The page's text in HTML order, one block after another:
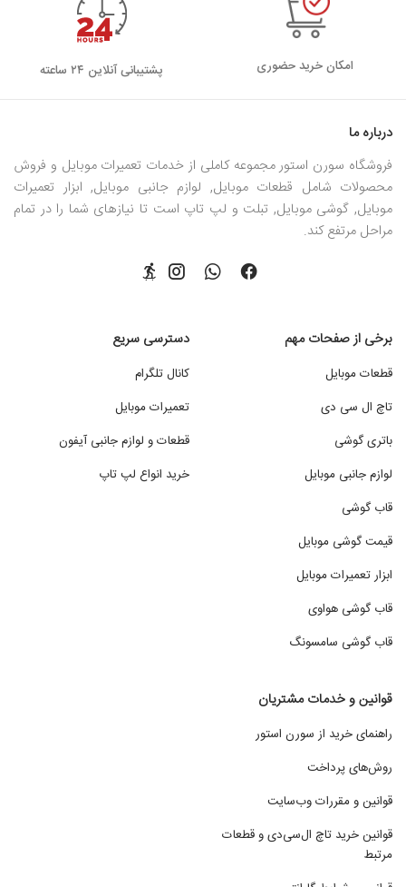
امکان خرید حضوری پشتیبانی آنلاین ۲۴ ساعته
درباره ما
فروشگاه سورن استور مجموعه کاملی از خدمات تعمیرات موبایل و فروش
محصولات شامل قطعات موبایل, لوازم جانبی موبایل, ابزار تعمیرات
موبایل, گوشی موبایل, تبلت و لپ تاپ است تا نیازهای شما را در تمام
مراحل مرتفع کند.
برخی از صفحات مهم
قطعات موبایل
تاچ ال سی دی
باتری گوشی
لوازم جانبی موبایل
قاب گوشی
قیمت گوشی موبایل
ابزار تعمیرات موبایل
قاب گوشی هواوی
قاب گوشی سامسونگ
دسترسی سریع
کانال تلگرام
تعمیرات موبایل
قطعات و لوازم جانبی آیفون
خرید انواع لپ تاپ
قوانین و خدمات مشتریان
راهنمای خرید از سورن استور
روش‌های پرداخت
قوانین و مقررات وب‌سایت
قوانین خرید تاچ ال‌سی‌دی و قطعات
مرتبط